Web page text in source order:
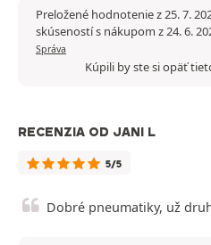
Preložené hodnotenie z 25. 7.
skúseností s nákupom z 24. 6.
Správa
Kúpili by ste si opäť
RECENZIA OD JANI L
5/5
Dobré pneumatiky, už